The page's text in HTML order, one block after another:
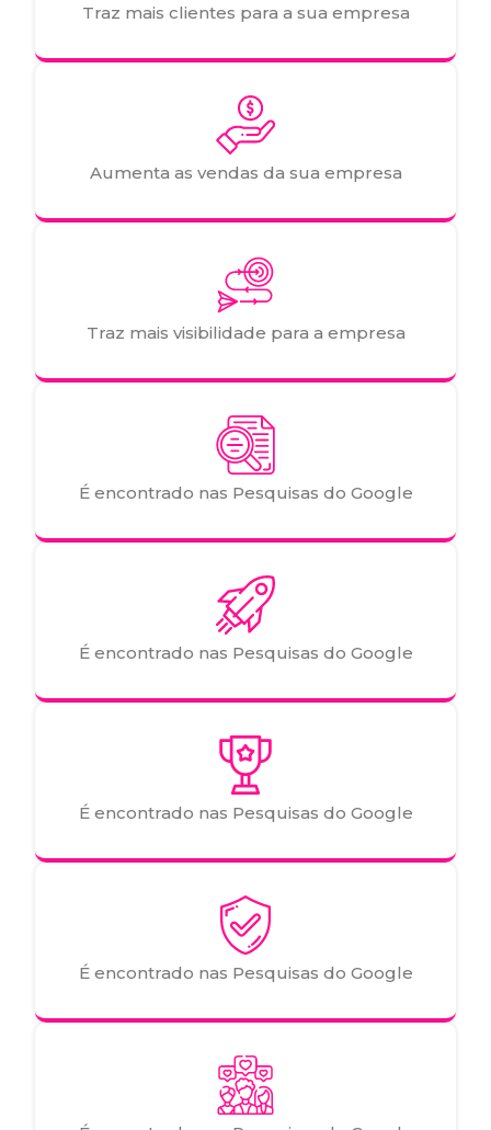
Traz mais clientes para a sua empresa
Aumenta as vendas da sua empresa
Traz mais visibilidade para a empresa
É encontrado nas Pesquisas do Google
É encontrado nas Pesquisas do Google
É encontrado nas Pesquisas do Google
É encontrado nas Pesquisas do Google